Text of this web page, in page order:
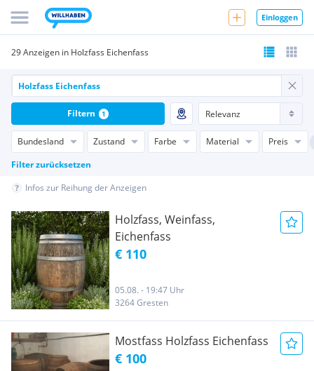
Einloggen
29 Anzeigen in Holzfass Eichenfass
Bundesland Zustand Farbe Material
Preis
Filter zurücksetzen
Filtern 1
Infos zur Reihung der Anzeigen
Holzfass, Weinfass,
Eichenfass
€ 110
05.08. - 19:47 Uhr
3264 Gresten
Mostfass Holzfass Eichenfass
€ 100